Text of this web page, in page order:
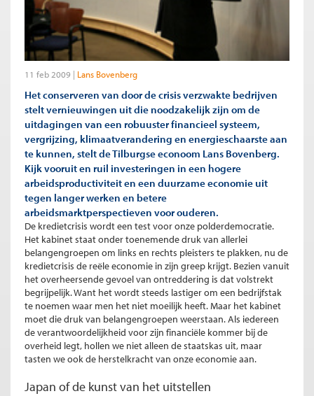
11 feb 2009 Lans Bovenberg
Het conserveren van door de crisis verzwakte bedrijven
stelt vernieuwingen uit die noodzakelijk zijn om de
uitdagingen van een robuuster financieel systeem,
vergrijzing, klimaatverandering en energieschaarste aan
te kunnen, stelt de Tilburgse econoom Lans Bovenberg.
Kijk vooruit en ruil investeringen in een hogere
arbeidsproductiviteit en een duurzame economie uit
tegen langer werken en betere
arbeidsmarktperspectieven voor ouderen.
De kredietcrisis wordt een test voor onze polderdemocratie.
Het kabinet staat onder toenemende druk van allerlei
belangengroepen om links en rechts pleisters te plakken, nu de
kredietcrisis de reële economie in zijn greep krijgt. Bezien vanuit
het overheersende gevoel van ontreddering is dat volstrekt
begrijpelijk. Want het wordt steeds lastiger om een bedrijfstak
te noemen waar men het niet moeilijk heeft. Maar het kabinet
moet die druk van belangengroepen weerstaan. Als iedereen
de verantwoordelijkheid voor zijn financiële kommer bij de
overheid legt, hollen we niet alleen de staatskas uit, maar
tasten we ook de herstelkracht van onze economie aan.
Japan of de kunst van het uitstellen